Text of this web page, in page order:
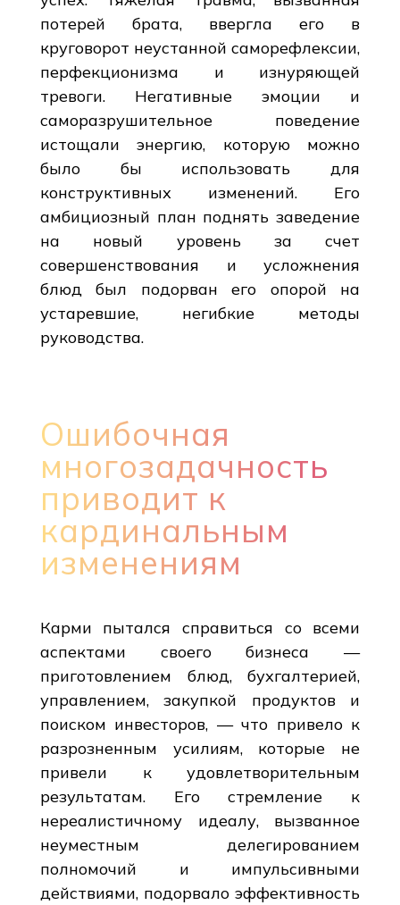
потерей брата, ввергла его в
круговорот неустанной саморефлексии,
перфекционизма и изнуряющей
тревоги. Негативные эмоции и
саморазрушительное поведение
истощали энергию, которую можно
было бы использовать для
конструктивных изменений. Его
амбициозный план поднять заведение
на новый уровень за счет
совершенствования и усложнения
блюд был подорван его опорой на
устаревшие, негибкие методы
руководства.
Ошибочная
многозадачность
приводит к
кардинальным
изменениям
Карми пытался справиться со всеми
аспектами своего бизнеса —
приготовлением блюд, бухгалтерией,
управлением, закупкой продуктов и
поиском инвесторов, — что привело к
разрозненным усилиям, которые не
привели к удовлетворительным
результатам. Его стремление к
нереалистичному идеалу, вызванное
неуместным делегированием
полномочий и импульсивными
действиями, подорвало эффективность